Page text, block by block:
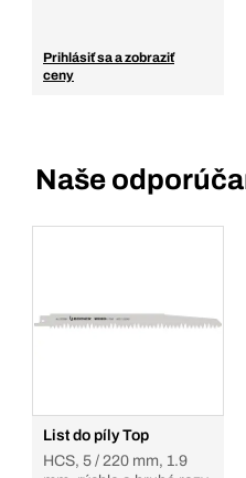
Prihlásiť sa a zobraziť
ceny
Naše
List do píly Top
HCS, 5 / 220 mm, 1.9